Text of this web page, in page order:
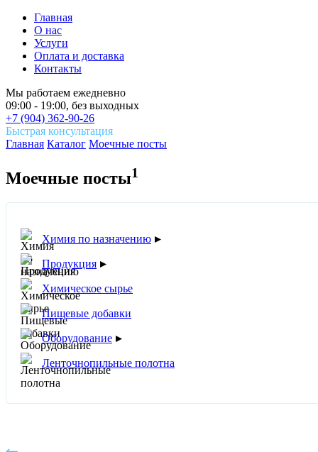
Главная
О нас
Услуги
Оплата и доставка
Контакты
Мы работаем ежедневно
09:00 - 19:00, без выходных
+7 (904) 362-90-26
Быстрая консультация
Главная Каталог Моечные посты
Моечные посты1
Химия по назначению ▸
Продукция ▸
Химическое сырье
Пищевые добавки
Оборудование ▸
Ленточнопильные полотна